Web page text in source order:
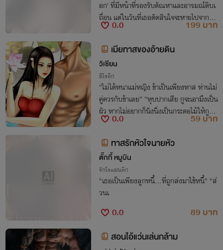
อก' ที่มีหน้าที่รองรับตัณหาและอารมณ์ดิบเ
ถื่อน แต่ในวันที่เธอตัดสินใจจะหายไปจากชีวิ
ต... ซาตานไร้หัวใจกลับคุกเข่าอ้อนวอนราวกั
0.0
199 บาท
เมียทาสของอ้ายดิน
วิเชียน
อีโรติก
“ไม่ได้หนาแม่หญิง ข้าเป็นเพียงทาส ท่านไม่
คู่ควรกับข้าเลย” “หุบปากเสีย กูจะเอามึงเป็น
ผัว หากไม่อยากก็นั่งนิ่งเป็นกระดอไม้ให้กูก็พ
อ” 0.0
59 บาท
ทาสรักหัวใจนายหัว
ตั๊กกี้ หมูบิน
รักโรแมนติก
"เธอเป็นเพียงลูกหนี้...ที่ถูกส่งมาใช้หนี้" "ส่
วนเ
0.0
89 บาท
สอนไอ้แว่นเล่นกล้าม